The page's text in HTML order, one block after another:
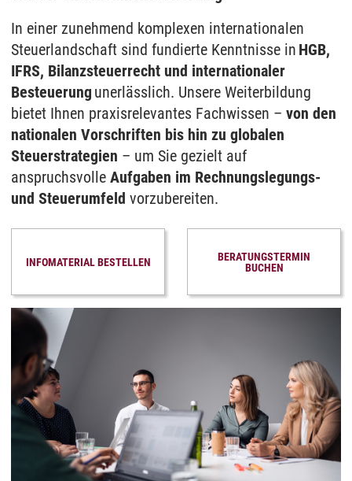
In einer zunehmend komplexen internationalen
Steuerlandschaft sind fundierte Kenntnisse in HGB,
IFRS, Bilanzsteuerrecht und internationaler
Besteuerung unerlässlich. Unsere Weiterbildung
bietet Ihnen praxisrelevantes Fachwissen – von den
nationalen Vorschriften bis hin zu globalen
Steuerstrategien – um Sie gezielt auf
anspruchsvolle Aufgaben im Rechnungslegungs-
und Steuerumfeld vorzubereiten.
INFOMATERIAL BESTELLEN
BERATUNGSTERMIN
BUCHEN